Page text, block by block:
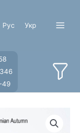
Рус Укр
49